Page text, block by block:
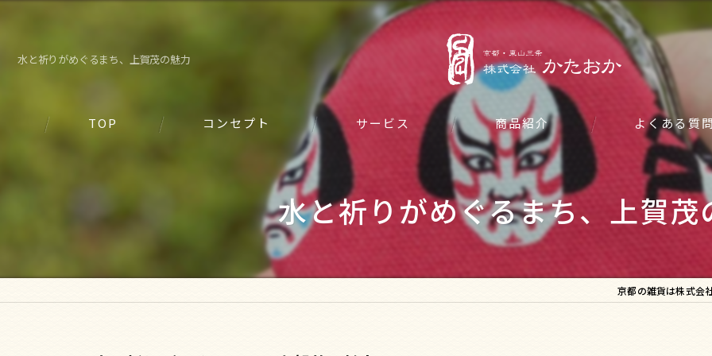
水と祈りがめぐるまち、上賀茂の魅力
TOP コンセプト サービス 商品紹介 よくある質
水と祈りがめぐるまち、上賀茂
京都の雑貨は株式会